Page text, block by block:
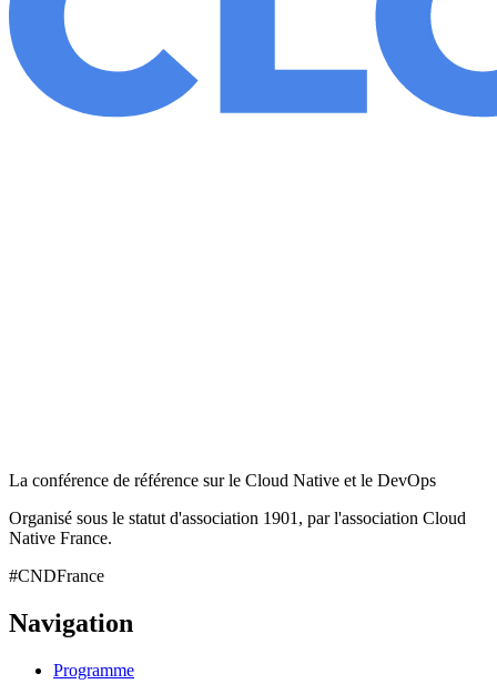
La conférence de référence sur le Cloud Native et le DevOps
Organisé sous le statut d'association 1901, par l'association Cloud
Native France.
#CNDFrance
Navigation
Programme